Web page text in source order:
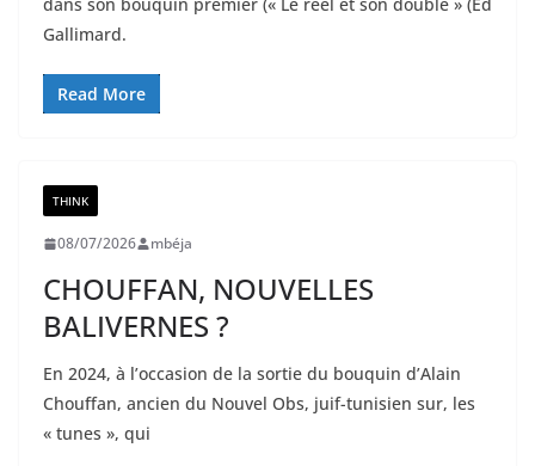
Gallimard.
Read More
THINK
08/07/2026 mbéja
CHOUFFAN, NOUVELLES
BALIVERNES ?
En 2024, à l’occasion de la sortie du bouquin d’Alain
Chouffan, ancien du Nouvel Obs, juif-tunisien sur, les
« tunes », qui